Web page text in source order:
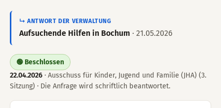
↳ ANTWORT DER VERWALTUNG
Aufsuchende Hilfen in Bochum · 21.05.2026
🟢 Beschlossen
22.04.2026 · Ausschuss für Kinder, Jugend und Familie (JHA) (3.
Sitzung) · Die Anfrage wird schriftlich beantwortet.